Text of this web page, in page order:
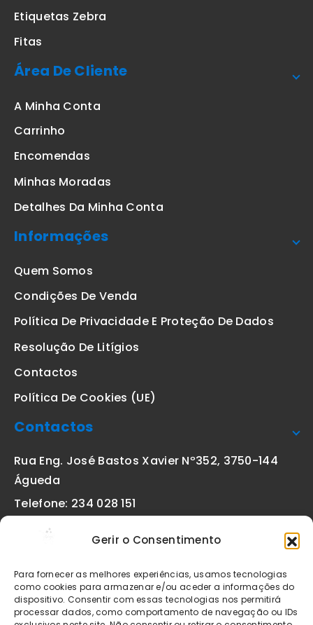
Gerir o Consentimento
Para fornecer as melhores experiências, usamos tecnologias
como cookies para armazenar e/ou aceder a informações do
dispositivo. Consentir com essas tecnologias nos permitirá
processar dados, como comportamento de navegação ou IDs
Etiquetas Zebra
Fitas
Área De Cliente
A Minha Conta
Carrinho
Encomendas
Minhas Moradas
Detalhes Da Minha Conta
Informações
Quem Somos
Condições De Venda
Política De Privacidade E Proteção De Dados
Resolução De Litígios
Contactos
Política De Cookies (UE)
Contactos
Rua Eng. José Bastos Xavier Nº352, 3750-144
Águeda
Telefone: 234 028 151
geral@etiquetas-online.pt
Os preços indicados incluem IVA à taxa legal em vigor. Todos